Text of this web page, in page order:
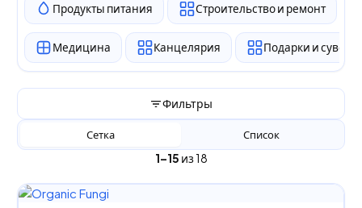
Продукты питания Строительство и ремонт
Медицина Канцелярия Подарки и
Фильтры
1–15 из 18
Сетка Список